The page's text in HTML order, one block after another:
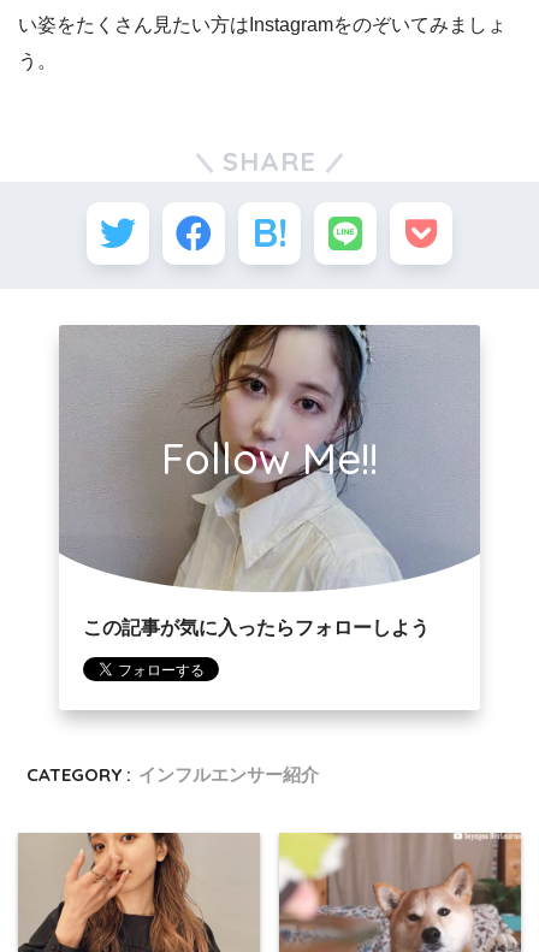
い姿をたくさん見たい方はInstagramをのぞいてみましょ
う。
SHARE
Follow Me!!
この記事が気に入ったらフォローしよう
CATEGORY : インフルエンサー紹介